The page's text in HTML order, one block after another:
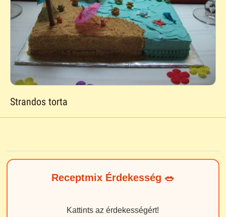
Strandos torta
Receptmix Érdekesség 🥗
Kattints az érdekességért!